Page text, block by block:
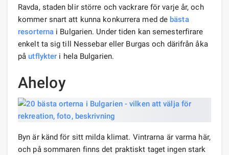
Ravda, staden blir större och vackrare för varje år, och
kommer snart att kunna konkurrera med de bästa
resorterna i Bulgarien. Under tiden kan semesterfirare
enkelt ta sig till Nessebar eller Burgas och därifrån åka
påutflykter i hela Bulgarien.
Aheloy
Byn är känd för sitt milda klimat. Vintrarna är varma här,
och på sommaren finns det praktiskt taget ingen stark